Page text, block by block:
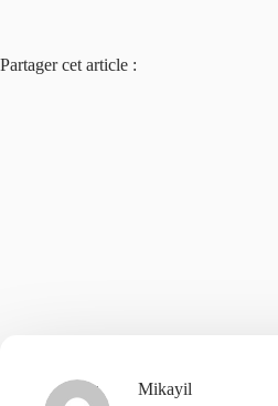
Partager cet article :
Mikayil